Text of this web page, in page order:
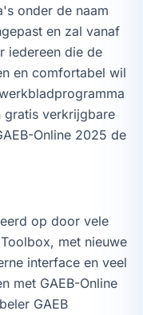
onder de naam
en zal vanaf
iedereen die de
en comfortabel wil
verkrijgbare
Online 2025 de
op door vele
met nieuwe
interface en veel
met GAEB-Online
GAEB